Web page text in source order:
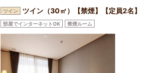
ツイン ツイン（30㎡）【禁煙】【定員2名】
部屋でインターネットOK 禁煙ルーム